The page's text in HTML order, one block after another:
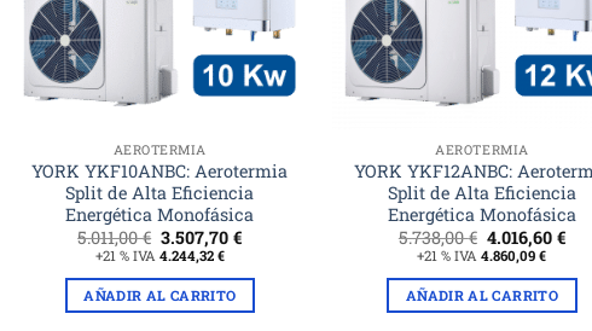
AEROTERMIA
YORK YKF10ANBC: Aerotermia
Split de Alta Eficiencia
Energética Monofásica
5.011,00€ El
precio
original
era:
5.011,00 €.
3.507,70€El
es:
+21 % IVA 4.244,32 €
AÑADIR AL CARRITO
AEROTERMIA
YORK YKF12ANBC:
Split de Alta Eficiencia
Energética Monofásica
5.738,00€ El
precio
original
era:
5.738,00 €.
4.016,60€El
es:
+21 % IVA4.860,09€
AÑADIR AL CARRITO